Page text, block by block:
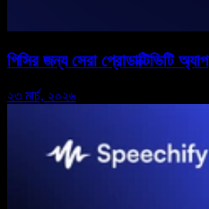
পিসির জন্য সেরা প্রোডাক্টিভিটি অ্যাপ
২৩ মার্চ, ২০২৬